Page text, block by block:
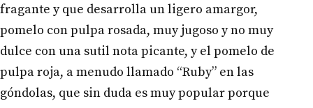
fragante y que desarrolla un ligero amargor,
pomelo con pulpa rosada, muy jugoso y no muy
dulce con una sutil nota picante, y el pomelo de
pulpa roja, a menudo llamado “Ruby” en las
góndolas, que sin duda es muy popular porque